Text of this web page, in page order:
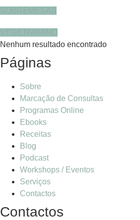
Nenhum resultado encontrado
Páginas
Sobre
Marcação de Consultas
Programas Online
Ebooks
Receitas
Blog
Podcast
Workshops / Eventos
Serviços
Contactos
Contactos